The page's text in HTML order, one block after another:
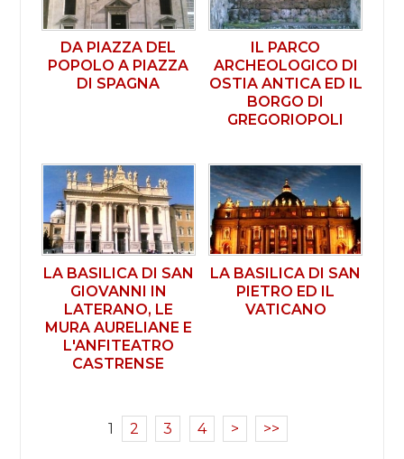
DA PIAZZA DEL
POPOLO A PIAZZA
DI SPAGNA
IL PARCO
ARCHEOLOGICO DI
OSTIA ANTICA ED IL
BORGO DI
GREGORIOPOLI
LA BASILICA DI SAN
GIOVANNI IN
LATERANO, LE
MURA AURELIANE E
L'ANFITEATRO
CASTRENSE
LA BASILICA DI SAN
PIETRO ED IL
VATICANO
1 2 3 4 > >>